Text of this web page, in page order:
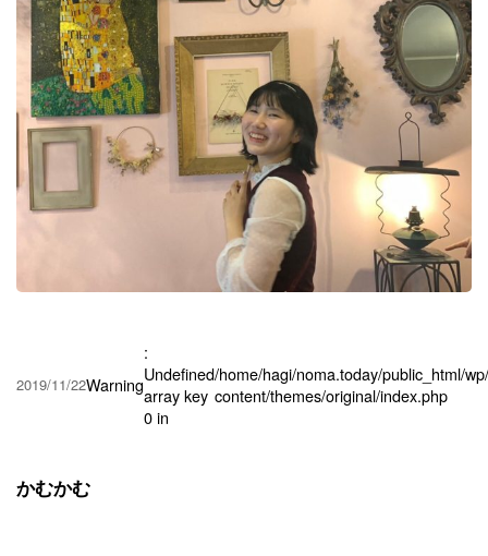
2019/11/22Warning
:
Undefined
array key
0 in
/home/hagi/noma.today/public_html/
content/themes/original/index.php
かむかむ